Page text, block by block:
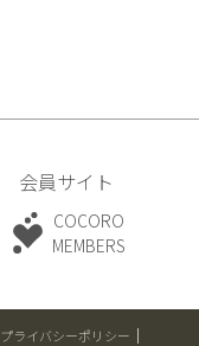
会員サイト
COCORO
MEMBERS
プライバシーポリシー